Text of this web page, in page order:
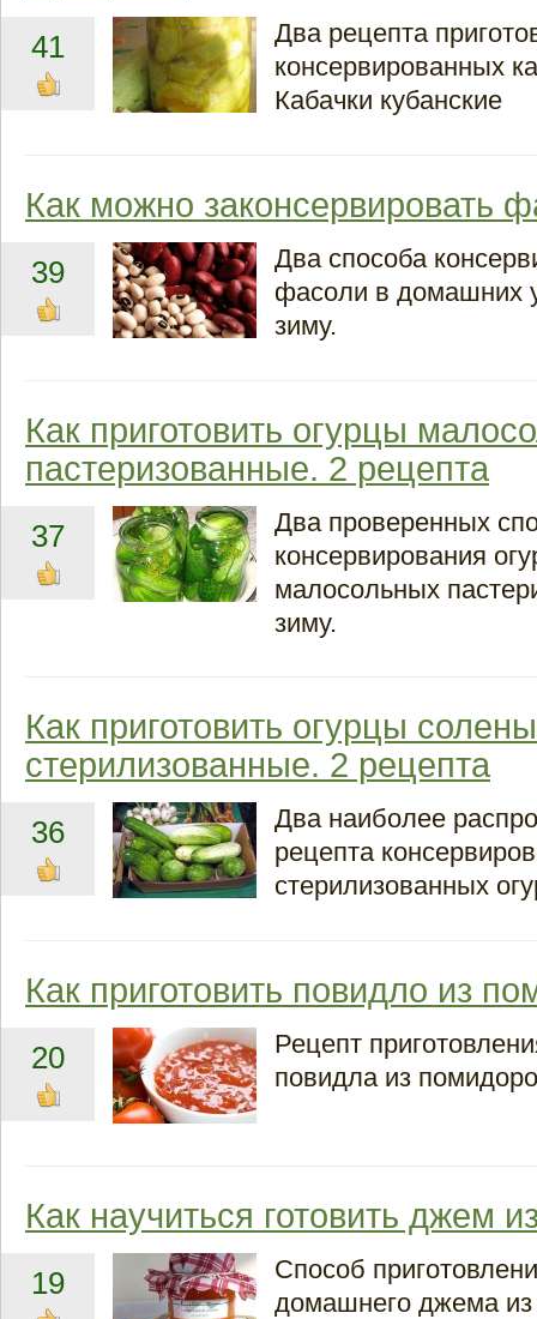
41
Два рецепта
консервированных
Кабачки кубанские
Как можно законсервировать
39
Два способа
фасоли в домашних
зиму.
Как приготовить огурцы
пастеризованные. 2 рецепта
37
Два проверенных
консервирования
малосольных
зиму.
Как приготовить огурцы
стерилизованные. 2 рецепта
36
Два наиболее
рецепта
стерилизованных
Как приготовить повидло из
20
Рецепт
повидла из
Как научиться готовить джем
19
Способ
домашнего джема